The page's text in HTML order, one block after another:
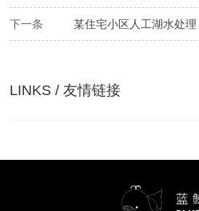
下一条 某住宅小区人工湖水处理
LINKS / 友情链接